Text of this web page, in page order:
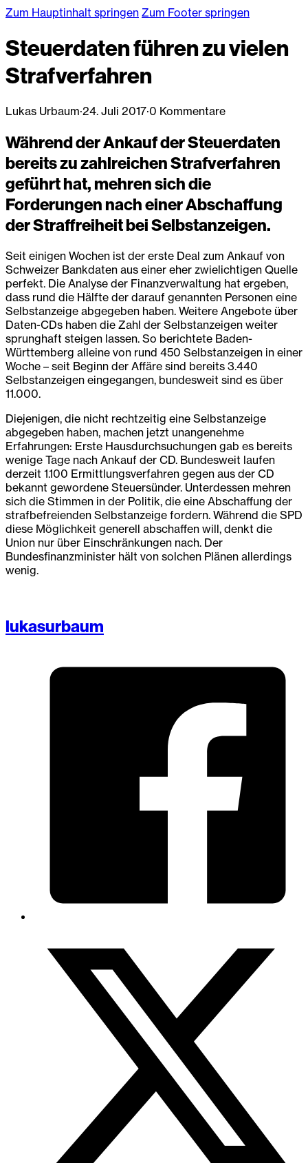
Zum Hauptinhalt springen Zum Footer springen
Steuerdaten führen zu vielen
Strafverfahren
Lukas Urbaum·24. Juli 2017·0 Kommentare
Während der Ankauf der Steuerdaten
bereits zu zahlreichen Strafverfahren
geführt hat, mehren sich die
Forderungen nach einer Abschaffung
der Straffreiheit bei Selbstanzeigen.
Seit einigen Wochen ist der erste Deal zum Ankauf von
Schweizer Bankdaten aus einer eher zwielichtigen Quelle
perfekt. Die Analyse der Finanzverwaltung hat ergeben,
dass rund die Hälfte der darauf genannten Personen eine
Selbstanzeige abgegeben haben. Weitere Angebote über
Daten-CDs haben die Zahl der Selbstanzeigen weiter
sprunghaft steigen lassen. So berichtete Baden-
Württemberg alleine von rund 450 Selbstanzeigen in einer
Woche – seit Beginn der Affäre sind bereits 3.440
Selbstanzeigen eingegangen, bundesweit sind es über
11.000.
Diejenigen, die nicht rechtzeitig eine Selbstanzeige
abgegeben haben, machen jetzt unangenehme
Erfahrungen: Erste Hausdurchsuchungen gab es bereits
wenige Tage nach Ankauf der CD. Bundesweit laufen
derzeit 1.100 Ermittlungsverfahren gegen aus der CD
bekannt gewordene Steuersünder. Unterdessen mehren
sich die Stimmen in der Politik, die eine Abschaffung der
strafbefreienden Selbstanzeige fordern. Während die SPD
diese Möglichkeit generell abschaffen will, denkt die
Union nur über Einschränkungen nach. Der
Bundesfinanzminister hält von solchen Plänen allerdings
wenig.
lukasurbaum